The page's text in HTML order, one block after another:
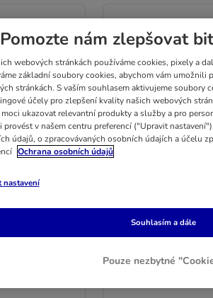
Schesir Adult
kuřecí
3 x 1,5 kg
Pomozte nám zlepšovat
webových stránkách používáme cookies, pixely a
základní soubory cookies, abychom vám umožnili
stránkách. S vaším souhlasem aktivujeme soubory
účely pro zlepšení kvality našich webových
ukazovat relevantní produkty a služby a pro
provést v našem centru preferencí ("Upravit
údajů, o zpracovávaných osobních údajích a účelu
Ochrana osobních údajů
nastavení
Pouze nezbytné
Souhlasím a dále